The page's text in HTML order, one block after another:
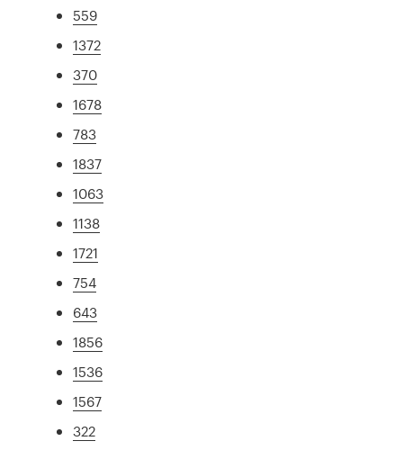
559
1372
370
1678
783
1837
1063
1138
1721
754
643
1856
1536
1567
322